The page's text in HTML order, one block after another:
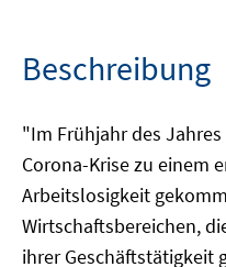
Beschreibung
"Im Frühjahr des
Corona-Krise zu einem
Arbeitslosigkeit
Wirtschaftsbereichen,
ihrer Geschäftstätigkeit